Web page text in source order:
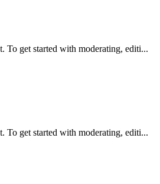
To get started with moderating, editi...
To get started with moderating, editi...